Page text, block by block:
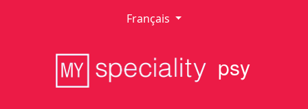
Français
psy